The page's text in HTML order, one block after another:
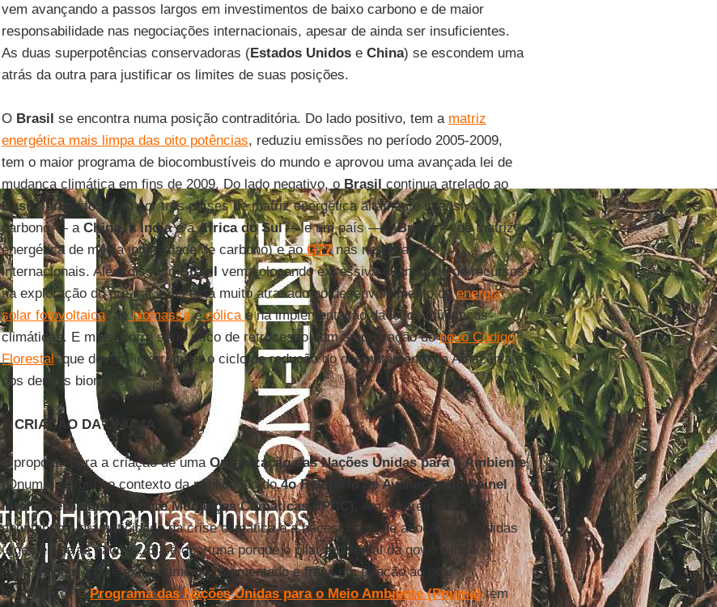
vem avançando a passos largos em investimentos de baixo carbono e de maior
responsabilidade nas negociações internacionais, apesar de ainda ser insuficientes.
As duas superpotências conservadoras (Estados Unidose China) se escondem uma
atrás da outra para justificar os limites de suas posições.
O Brasil se encontra numa posição contraditória. Do lado positivo, tem a matriz
energética mais limpa das oito potências, reduziu emissões no período 2005-2009,
tem o maior programa de biocombustíveis do mundo e aprovou uma avançada lei de
mudança climática em fins de 2009. Do lado negativo, o Brasil continua atrelado ao
Basic(grupo formado por três países de matriz energética altamente intensiva em
carbono — a China, aÍndiae aÁfrica do Sul— e um país — oBrasil— de matriz
energética de média intensidade de carbono) e ao G77nas negociações
internacionais. Além disso, oBrasil vem colocando excessiva quantidade de recursos
na exploração do pré-sal, mas está muito atrasado no desenvolvimento daenergia
solar fotovoltaica, debiomassaeeólicae na implementação da lei de mudanças
climáticas. E mais, corre sério risco de retrocesso com a aprovação donovo Código
Florestal, que deverá interromper o ciclo de redução do desmatamento na Amazônia e
nos demais biomas.
A CRIAÇÃO DA ONUMA
A proposta para a criação de uma Organização das Nações Unidas para o Ambiente
(Onuma) surgiu no contexto da publicação do4o Relatório de Avaliação do Painel
Intergovernamental sobre Mudanças Climáticas (IPCC)
, em fevereiro de 2007,
apontando a dramaticidade da crise climática e a necessidade de adoção de medidas
urgentes pelas nações. Ela é oportuna porque o pilar ambiental da governança
internacional é hoje extremamente fragmentado e frágil em relação ao pilar
econômico. OPrograma das Nações Unidas para o Meio Ambiente (Pnuma)tem